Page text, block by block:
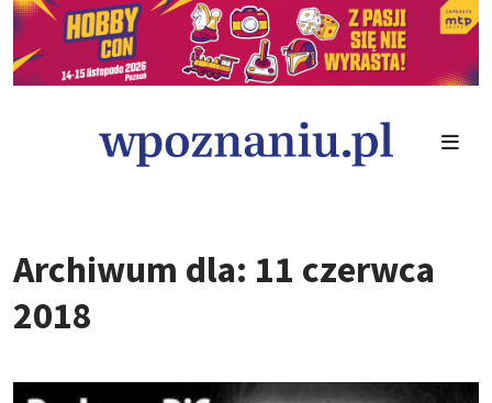
Archiwum dla: 11 czerwca
2018